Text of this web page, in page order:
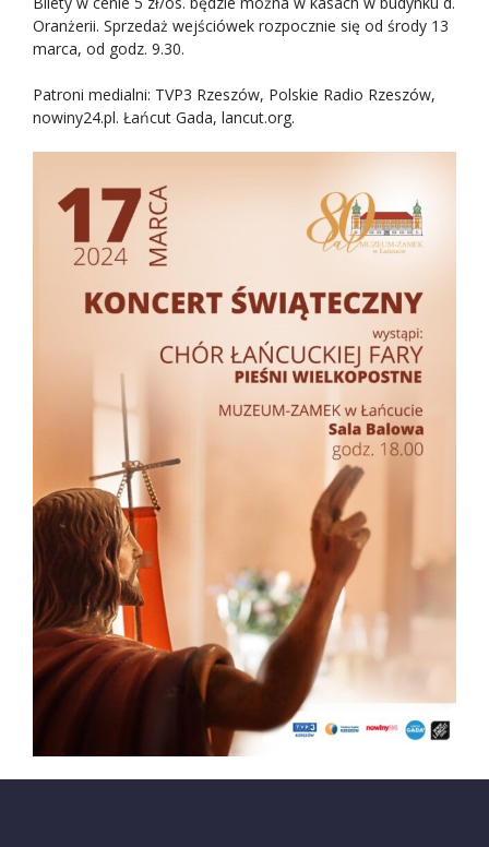
Oranżerii. Sprzedaż wejściówek rozpocznie się od środy 13
marca, od godz. 9.30.
Patroni medialni: TVP3 Rzeszów, Polskie Radio Rzeszów,
nowiny24.pl. Łańcut Gada, lancut.org.